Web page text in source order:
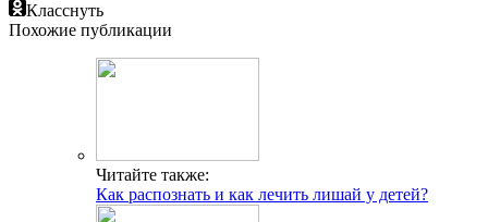
Класснуть
Похожие публикации
Читайте также:
Как распознать и как лечить лишай у детей?